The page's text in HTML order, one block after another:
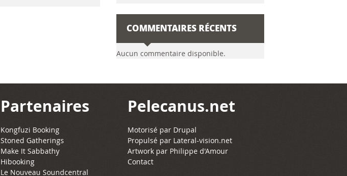
COMMENTAIRES RÉCENTS
Aucun commentaire disponible.
Partenaires
Kongfuzi Booking
Stoned Gatherings
Make It Sabbathy
Hibooking
Le Nouveau Soundcentral
Pelecanus.net
Motorisé par Drupal
Propulsé par Lateral-vision.net
Artwork par Philippe d'Amour
Contact